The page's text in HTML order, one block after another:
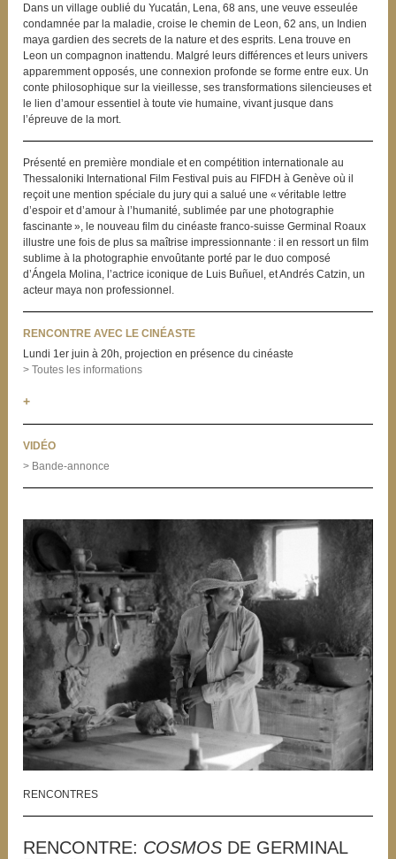
Dans un village oublié du Yucatán, Lena, 68 ans, une veuve esseulée
condamnée par la maladie, croise le chemin de Leon, 62 ans, un Indien
maya gardien des secrets de la nature et des esprits. Lena trouve en
Leon un compagnon inattendu. Malgré leurs différences et leurs univers
apparemment opposés, une connexion profonde se forme entre eux. Un
conte philosophique sur la vieillesse, ses transformations silencieuses et
le lien d’amour essentiel à toute vie humaine, vivant jusque dans
l’épreuve de la mort.
Présenté en première mondiale et en compétition internationale au
Thessaloniki International Film Festival puis au FIFDH à Genève où il
reçoit une mention spéciale du jury qui a salué une « véritable lettre
d’espoir et d’amour à l’humanité, sublimée par une photographie
fascinante », le nouveau film du cinéaste franco-suisse Germinal Roaux
illustre une fois de plus sa maîtrise impressionnante : il en ressort un film
sublime à la photographie envoûtante porté par le duo composé
d’Ángela Molina, l’actrice iconique de Luis Buñuel, et Andrés Catzin, un
acteur maya non professionnel.
RENCONTRE AVEC LE CINÉASTE
Lundi 1er juin à 20h, projection en présence du cinéaste
> Toutes les informations
+
VIDÉO
> Bande-annonce
RENCONTRES
RENCONTRE: COSMOSDE GERMINAL